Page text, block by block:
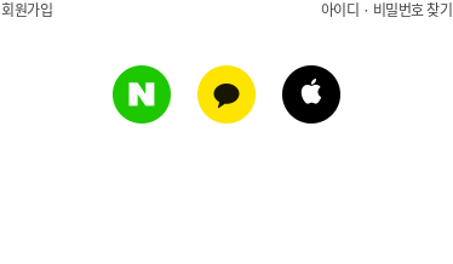
회원가입 아이디 · 비밀번호 찾기